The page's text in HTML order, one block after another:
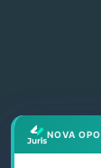
NOVA